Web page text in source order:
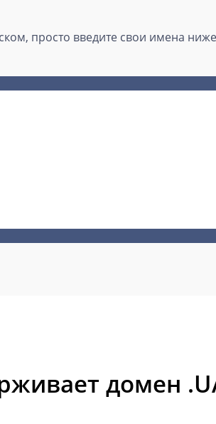
просто введите свои имена
домен